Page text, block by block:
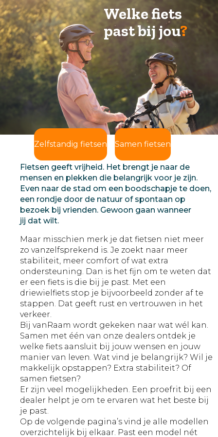
Fietsen geeft vrijheid. Het brengt je naar de
mensen en plekken die belangrijk voor je zijn.
Even naar de stad om een boodschapje te doen,
een rondje door de natuur of spontaan op
bezoek bij vrienden. Gewoon gaan wanneer
jij dat wilt.
Maar misschien merk je dat fietsen niet meer
zo vanzelfsprekend is. Je zoekt naar meer
stabiliteit, meer comfort of wat extra
ondersteuning. Dan is het fijn om te weten dat
er een fiets is die bij je past. Met een
driewielfiets stop je bijvoorbeeld zonder af te
stappen. Dat geeft rust en vertrouwen in het
verkeer.
Bij vanRaam wordt gekeken naar wat wél kan.
Samen met één van onze dealers ontdek je
welke fiets aansluit bij jouw wensen en jouw
manier van leven. Wat vind je belangrijk? Wil je
makkelijk opstappen? Extra stabiliteit? Of
samen fietsen?
Er zijn veel mogelijkheden. Een proefrit bij een
dealer helpt je om te ervaren wat het beste bij
je past.
Op de volgende pagina’s vind je alle modellen
overzichtelijk bij elkaar. Past een model nét
Welke fiets
past bij jou?
Zelfstandig fietsen Samen fietsen